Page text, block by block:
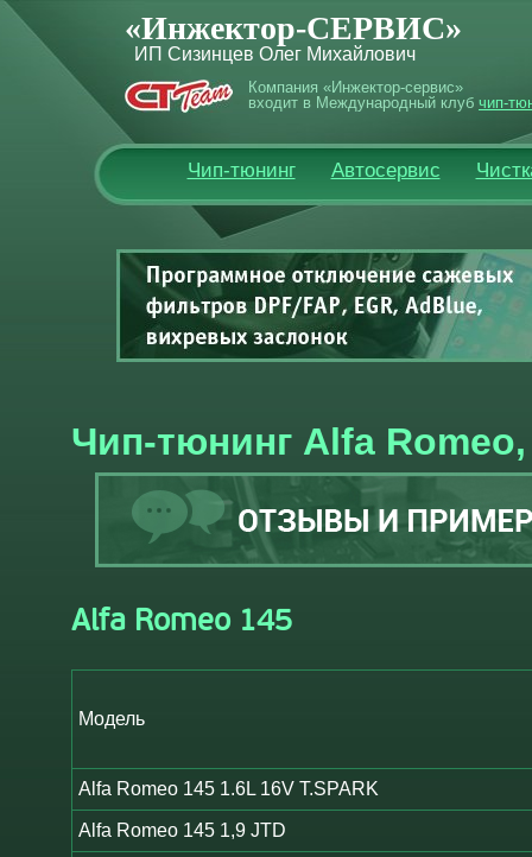
«Инжектор-СЕРВИС»
ИП Сизинцев Олег Михайлович
Компания «Инжектор-сервис»
входит в Международный клуб чип-
Чип-тюнинг Автосервис
Чип-тюнинг Alfa
Alfa Romeo 145
Модель
Alfa Romeo 145 1.6L 16V T.SPARK
Alfa Romeo 145 1,9 JTD